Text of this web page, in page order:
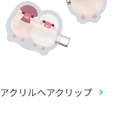
アクリルヘアクリップ